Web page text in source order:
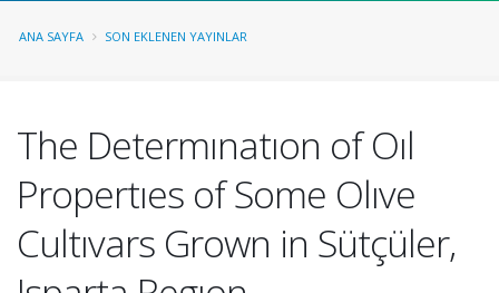
ANA SAYFA SON EKLENEN YAYINLAR
The Determınatıon of Oıl
Propertıes of Some Olıve
Cultıvars Grown in Sütçüler,